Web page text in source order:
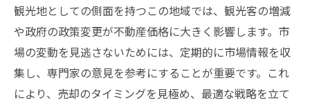
観光地としての側面を持つこの地域では、観光客の増減
や政府の政策変更が不動産価格に大きく影響します。市
場の変動を見逃さないためには、定期的に市場情報を収
集し、専門家の意見を参考にすることが重要です。これ
により、売却のタイミングを見極め、最適な戦略を立て